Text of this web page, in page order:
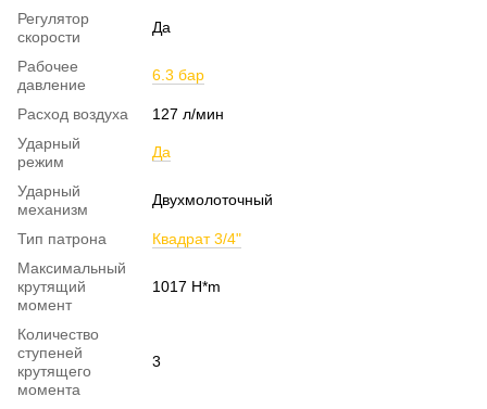
Регулятор
скорости
Да
Рабочее
давление
6.3 бар
Расход воздуха
127 л/мин
Ударный
режим
Да
Ударный
механизм
Двухмолоточный
Тип патрона
Квадрат 3/4"
Максимальный
крутящий
момент
1017 H*m
Количество
ступеней
крутящего
момента
3